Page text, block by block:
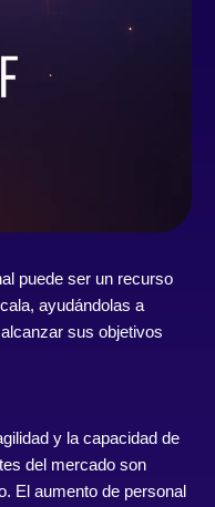
puede ser un recurso
ayudándolas a
sus objetivos
y la capacidad de
del mercado son
El aumento de personal